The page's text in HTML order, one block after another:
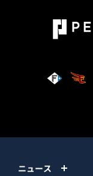
ニュース